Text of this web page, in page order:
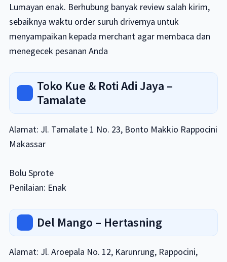
Lumayan enak. Berhubung banyak review salah kirim,
sebaiknya waktu order suruh drivernya untuk
menyampaikan kepada merchant agar membaca dan
menegecek pesanan Anda
Toko Kue & Roti Adi Jaya –
Tamalate
Alamat: Jl. Tamalate 1 No. 23, Bonto Makkio Rappocini
Makassar
Bolu Sprote
Penilaian: Enak
Del Mango – Hertasning
Alamat: Jl. Aroepala No. 12, Karunrung, Rappocini,